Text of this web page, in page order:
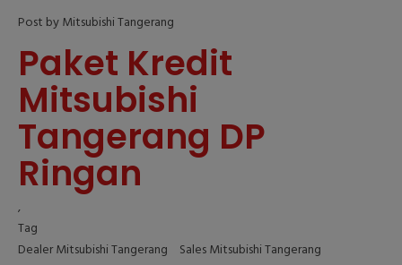
Post by Mitsubishi Tangerang
Paket Kredit
Mitsubishi
Tangerang DP
Ringan
,
Tag
Dealer Mitsubishi Tangerang
Sales Mitsubishi Tangerang